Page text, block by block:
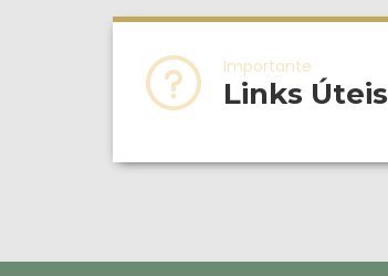
Importante
Links Úteis